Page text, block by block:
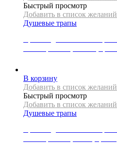
Быстрый просмотр
Добавить в список желаний
Душевые трапы
В корзину
Добавить в список желаний
Быстрый просмотр
Добавить в список желаний
Душевые трапы